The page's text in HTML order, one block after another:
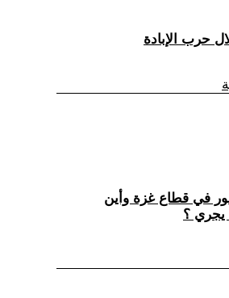
في قطاع غزة وأين
يجري ؟